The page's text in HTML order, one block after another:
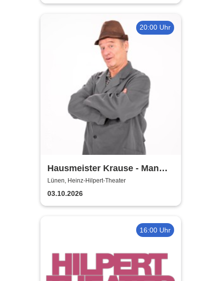
20:00 Uhr
Hausmeister Krause - Man
lebt nur zweimal
Lünen, Heinz-Hilpert-Theater
03.10.2026
16:00 Uhr